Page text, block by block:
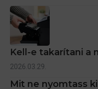
Kell-e takarítani a
2026.03.29.
Mit ne nyomtass